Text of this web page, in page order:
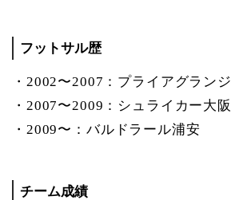
フットサル歴
・2002〜2007：プライアグランジ
・2007〜2009：シュライカー大阪
・2009〜：バルドラール浦安
チーム成績